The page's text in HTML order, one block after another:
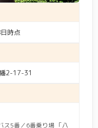
時点
2-17-31
ス5番／6番乗り場 「八